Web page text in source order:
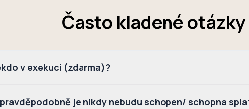
Často kladené otázky
v exekuci (zdarma)?
je nikdy nebudu schopen/ schopna